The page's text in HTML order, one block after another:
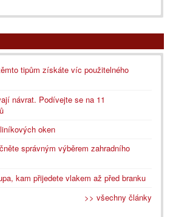
tipům získáte víc použitelného
návrat. Podívejte se na 11
oken
správným výběrem zahradního
kam přijedete vlakem až před branku
>> všechny články